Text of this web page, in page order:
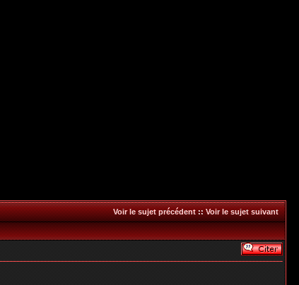
Voir le sujet précédent::Voir le sujet suivant